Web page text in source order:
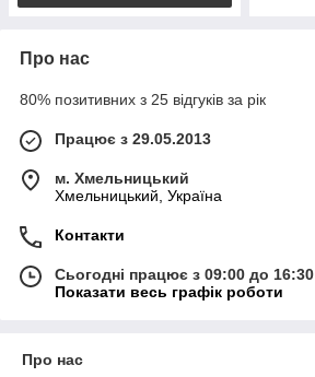
Про нас
80% позитивних з 25 відгуків за рік
Працює з 29.05.2013
м. Хмельницький
Хмельницький, Україна
Контакти
Сьогодні працює з 09:00 до 16:30
Показати весь графік роботи
Про нас